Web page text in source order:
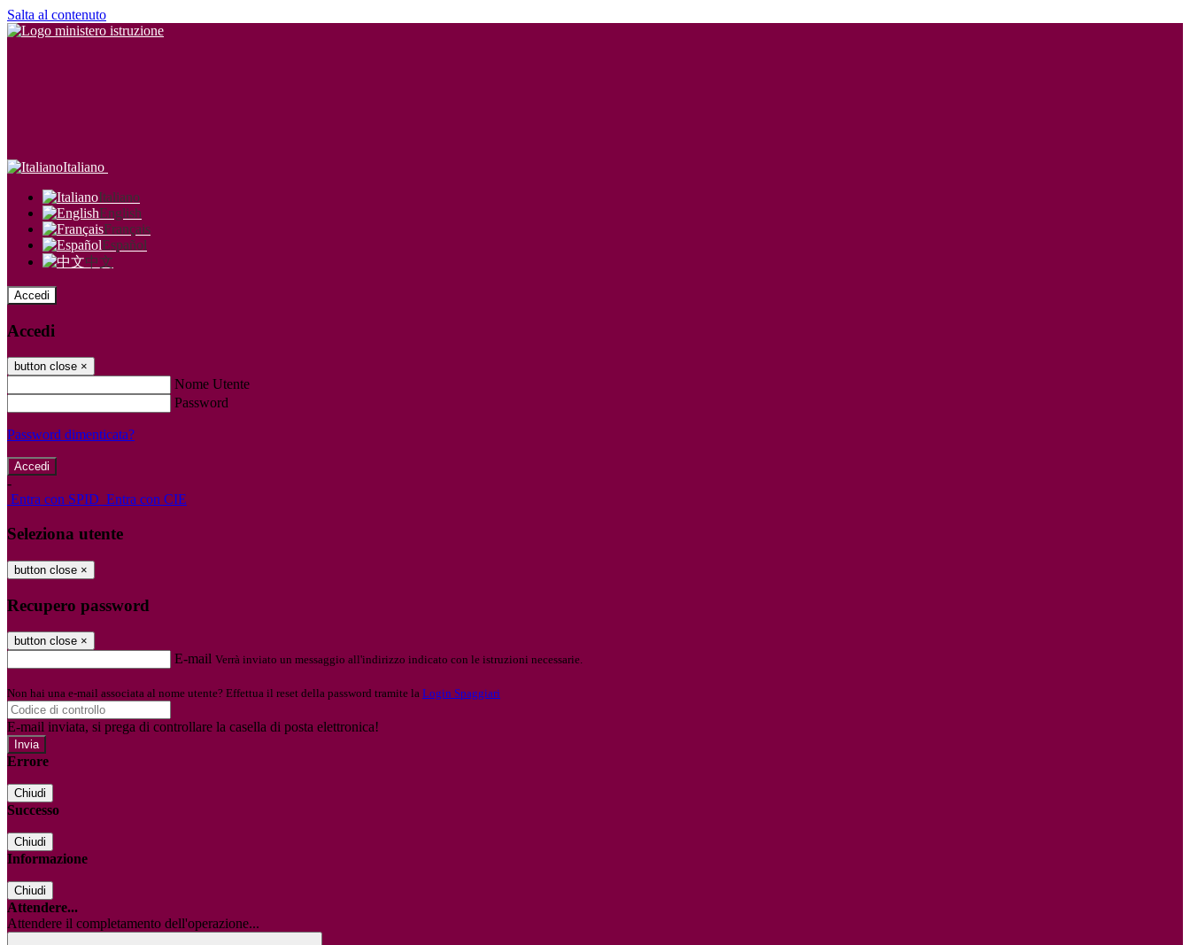
Salta al contenuto
Italiano
Italiano
English
Français
Español
中文
Accedi
Accedi
button close ×
Nome Utente
Password
Password dimenticata?
-
Entra con SPID Entra con CIE
Seleziona utente
button close ×
Recupero password
button close ×
E-mail Verrà inviato un messaggio all'indirizzo indicato con le istruzioni necessarie.
Non hai una e-mail associata al nome utente? Effettua il reset della password tramite la Login Spaggiari
E-mail inviata, si prega di controllare la casella di posta elettronica!
Errore
Chiudi
Successo
Chiudi
Informazione
Chiudi
Attendere...
Attendere il completamento dell'operazione...